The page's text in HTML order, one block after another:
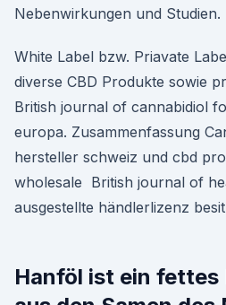
Nebenwirkungen und Studien.
White Label bzw. Priavate
diverse CBD Produkte sowie
British journal of cannabidiol
europa. Zusammenfassung
hersteller schweiz und cbd
wholesale British journal of
ausgestellte händlerlizenz
Hanföl ist ein fettes